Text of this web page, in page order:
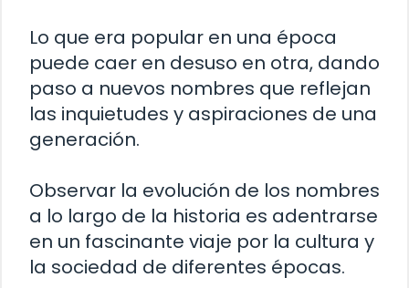
Lo que era popular en una época
puede caer en desuso en otra, dando
paso a nuevos nombres que reflejan
las inquietudes y aspiraciones de una
generación.
Observar la evolución de los nombres
a lo largo de la historia es adentrarse
en un fascinante viaje por la cultura y
la sociedad de diferentes épocas.